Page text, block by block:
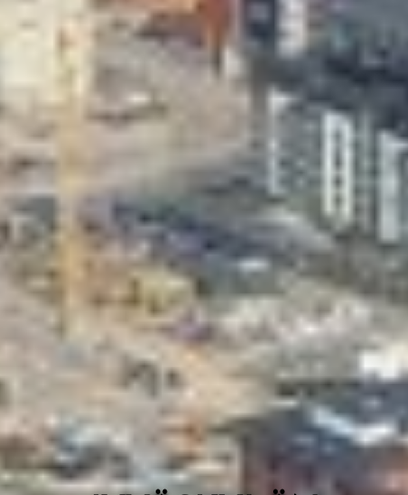
Kirjasto
Valon Kaupunki
Lasten Lysti & LystiKylä-festivaali
Ohje
English